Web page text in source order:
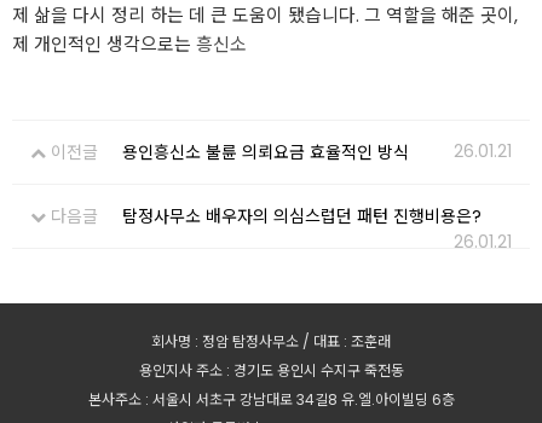
제 삶을 다시 정리 하는 데 큰 도움이 됐습니다. 그 역할을 해준 곳이,
제 개인적인 생각으로는 흥신소
이전글 용인흥신소 불륜 의뢰요금 효율적인 방식 26.01.21
다음글
탐정사무소 배우자의 의심스럽던 패턴 진행비용은?
26.01.21
회사명 : 정암 탐정사무소 / 대표 : 조훈래
용인지사 주소 : 경기도 용인시 수지구 죽전동
본사주소 : 서울시 서초구 강남대로 34길8 유.엘.아이빌딩 6층